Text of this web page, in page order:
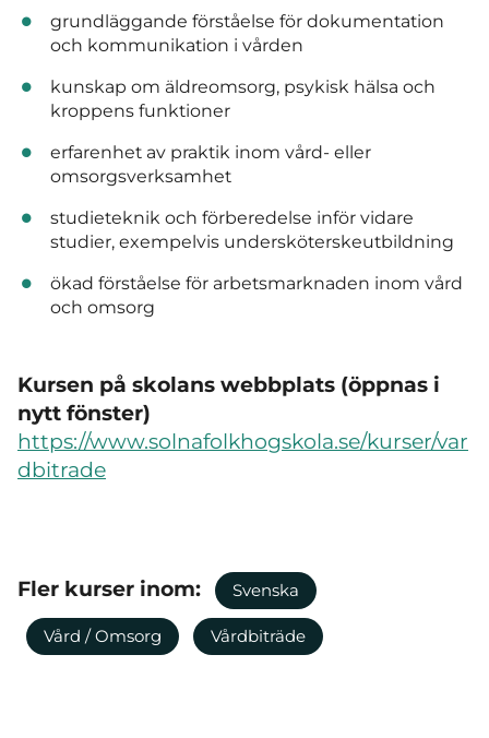
grundläggande förståelse för dokumentation
och kommunikation i vården
kunskap om äldreomsorg, psykisk hälsa och
kroppens funktioner
erfarenhet av praktik inom vård- eller
omsorgsverksamhet
studieteknik och förberedelse inför vidare
studier, exempelvis undersköterskeutbildning
ökad förståelse för arbetsmarknaden inom vård
och omsorg
Kursen på skolans webbplats (öppnas i
nytt fönster)
https://www.solnafolkhogskola.se/kurser/var
dbitrade
Fler kurser inom: Svenska
Vård / Omsorg Vårdbiträde